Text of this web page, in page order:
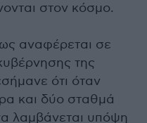
στον κόσμο.
αναφέρεται σε
της
ότι όταν
και δύο σταθμά
λαμβάνεται υπόψη